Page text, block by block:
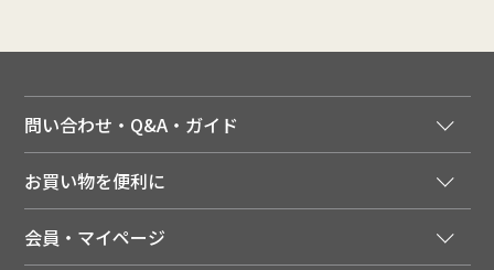
問い合わせ・Q&A・ガイド
ご利用ガイド
領収書について
お買い物を便利に
季節のカタログを無料でお届け
会員・マイページ